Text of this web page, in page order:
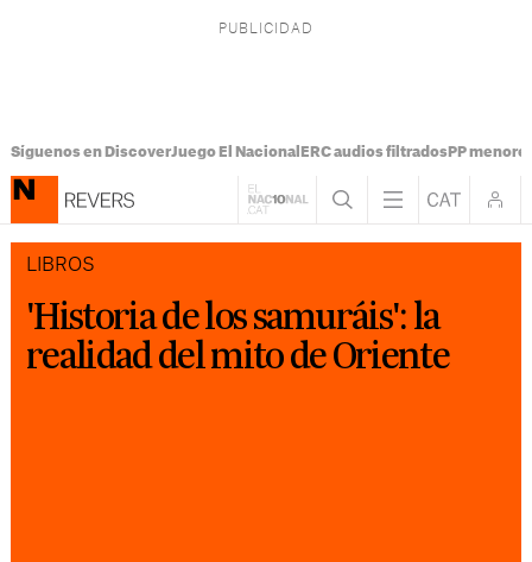
Síguenos en DiscoverJuego El Nacional ERC audios filtradosPP
LIBROS
'Historia de los samuráis': la
realidad del mito de Oriente